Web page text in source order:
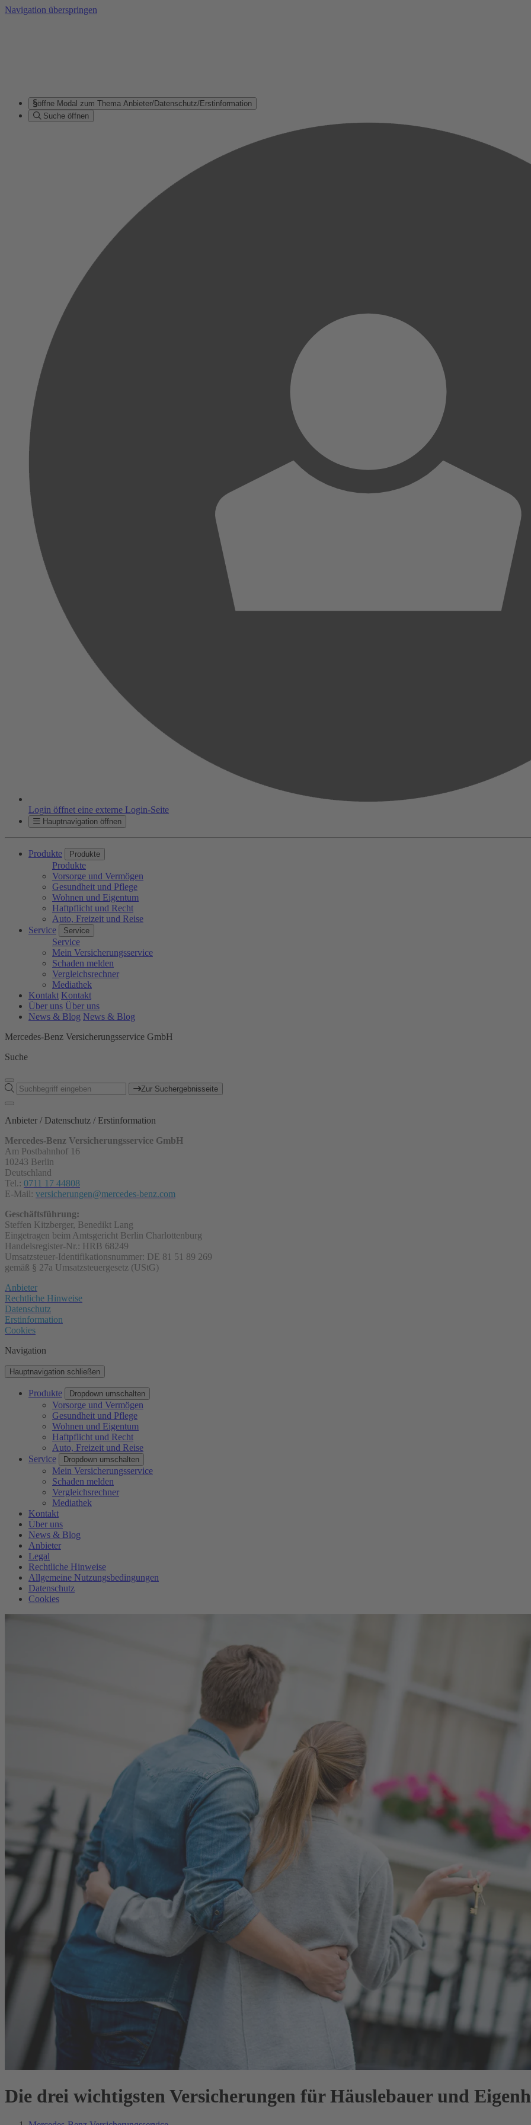
Navigation überspringen
öffne Modal zum Thema Anbieter/Datenschutz/Erstinformation
Suche öffnen
Login öffnet eine externe Login-Seite
Hauptnavigation öffnen
Produkte Produkte
Produkte
Vorsorge und Vermögen
Gesundheit und Pflege
Wohnen und Eigentum
Haftpflicht und Recht
Auto, Freizeit und Reise
Service
Service
Service
Mein Versicherungsservice
Schaden melden
Vergleichsrechner
Mediathek
Kontakt Kontakt
Über uns Über uns
News & Blog News & Blog
Mercedes-Benz Versicherungsservice GmbH
Suche
Zur Suchergebnisseite
Anbieter / Datenschutz / Erstinformation
Mercedes-Benz Versicherungsservice GmbH
Am Postbahnhof 16
10243 Berlin
Deutschland
Tel.: 0711 17 44808
E-Mail: versicherungen@mercedes-benz.com
Geschäftsführung:
Steffen Kitzberger, Benedikt Lang
Eingetragen beim Amtsgericht Berlin Charlottenburg
Handelsregister-Nr.: HRB 68249
Umsatzsteuer-Identifikationsnummer: DE 81 51 89 269
gemäß § 27a Umsatzsteuergesetz (UStG)
Anbieter
Rechtliche Hinweise
Datenschutz
Erstinformation
Cookies
Navigation
Hauptnavigation schließen
Produkte Dropdown umschalten
Vorsorge und Vermögen
Gesundheit und Pflege
Wohnen und Eigentum
Haftpflicht und Recht
Auto, Freizeit und Reise
Service
Dropdown umschalten
Mein Versicherungsservice
Schaden melden
Vergleichsrechner
Mediathek
Kontakt
Über uns
News & Blog
Anbieter
Legal
Rechtliche Hinweise
Allgemeine Nutzungsbedingungen
Datenschutz
Cookies
Die drei wichtigsten Versicherungen für Häuslebauer und